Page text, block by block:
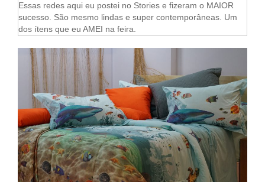
Essas redes aqui eu postei no Stories e fizeram o MAIOR
sucesso. São mesmo lindas e super contemporâneas. Um
dos ítens que eu AMEI na feira.